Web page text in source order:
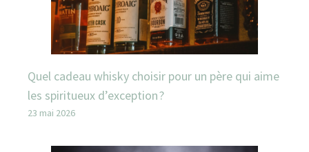
Quel cadeau whisky choisir pour un père qui aime
les spiritueux d’exception ?
23 mai 2026